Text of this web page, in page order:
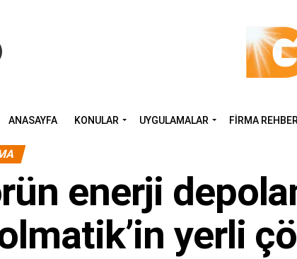
ANASAYFA KONULAR UYGULAMALAR FIRMA REHBERI
enerji
yerli